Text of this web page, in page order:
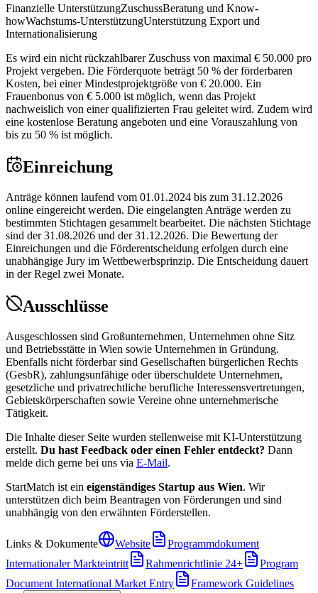
Finanzielle UnterstützungZuschussBeratung und Know-
howWachstums-UnterstützungUnterstützung Export und
Internationalisierung
Es wird ein nicht rückzahlbarer Zuschuss von maximal € 50.000 pro
Projekt vergeben. Die Förderquote beträgt 50 % der förderbaren
Kosten, bei einer Mindestprojektgröße von € 20.000. Ein
Frauenbonus von € 5.000 ist möglich, wenn das Projekt
nachweislich von einer qualifizierten Frau geleitet wird. Zudem wird
eine kostenlose Beratung angeboten und eine Vorauszahlung von
bis zu 50 % ist möglich.
Einreichung
Anträge können laufend vom 01.01.2024 bis zum 31.12.2026
online eingereicht werden. Die eingelangten Anträge werden zu
bestimmten Stichtagen gesammelt bearbeitet. Die nächsten Stichtage
sind der 31.08.2026 und der 31.12.2026. Die Bewertung der
Einreichungen und die Förderentscheidung erfolgen durch eine
unabhängige Jury im Wettbewerbsprinzip. Die Entscheidung dauert
in der Regel zwei Monate.
Ausschlüsse
Ausgeschlossen sind Großunternehmen, Unternehmen ohne Sitz
und Betriebsstätte in Wien sowie Unternehmen in Gründung.
Ebenfalls nicht förderbar sind Gesellschaften bürgerlichen Rechts
(GesbR), zahlungsunfähige oder überschuldete Unternehmen,
gesetzliche und privatrechtliche berufliche Interessensvertretungen,
Gebietskörperschaften sowie Vereine ohne unternehmerische
Tätigkeit.
Die Inhalte dieser Seite wurden stellenweise mit KI-Unterstützung
erstellt. Du hast Feedback oder einen Fehler entdeckt? Dann
melde dich gerne bei uns via E-Mail.
StartMatch ist ein eigenständiges Startup aus Wien. Wir
unterstützen dich beim Beantragen von Förderungen und sind
unabhängig von den erwähnten Förderstellen.
Links & Dokumente Website
Programmdokument
Internationaler Markteintritt
Rahmenrichtlinie 24+
Program
Document International Market Entry
Framework Guidelines